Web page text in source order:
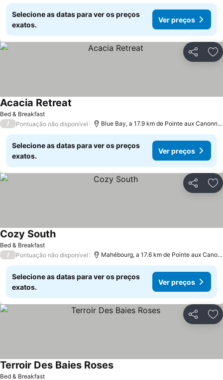
Selecione as datas para ver os preços
exatos.
Ver preços
Partilhar
Bed & Breakfast
Acacia Retreat
/ Pontuação não disponível Blue Bay, a 17.9 km de Pointe aux Canonniers
Selecione as datas para ver os preços
exatos.
Ver preços
Partilhar
Bed & Breakfast
Cozy South
/ Pontuação não disponível Mahébourg, a 17.6 km de Pointe aux Canonniers
Selecione as datas para ver os preços
exatos.
Ver preços
Partilhar
Bed & Breakfast
Terroir Des Baies Roses